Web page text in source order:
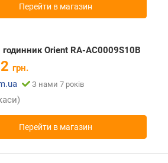
Перейти в магазин
Orient RA-AC0009S10B
грн.
З нами 7 років
Перейти в магазин